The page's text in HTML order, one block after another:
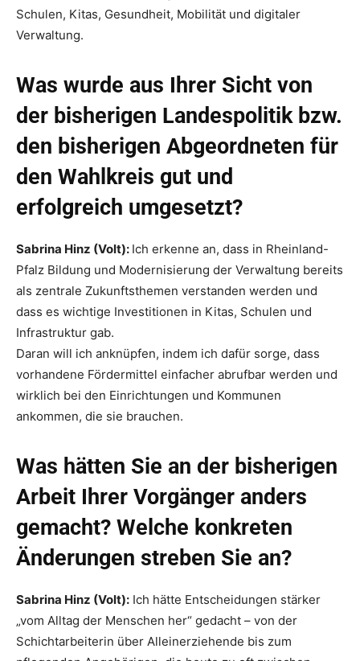
Schulen, Kitas, Gesundheit, Mobilität und digitaler
Verwaltung.
Was wurde aus Ihrer Sicht von
der bisherigen Landespolitik bzw.
den bisherigen Abgeordneten für
den Wahlkreis gut und
erfolgreich umgesetzt?
Sabrina Hinz (Volt): Ich erkenne an, dass in Rheinland-
Pfalz Bildung und Modernisierung der Verwaltung bereits
als zentrale Zukunftsthemen verstanden werden und
dass es wichtige Investitionen in Kitas, Schulen und
Infrastruktur gab.
Daran will ich anknüpfen, indem ich dafür sorge, dass
vorhandene Fördermittel einfacher abrufbar werden und
wirklich bei den Einrichtungen und Kommunen
ankommen, die sie brauchen.
Was hätten Sie an der bisherigen
Arbeit Ihrer Vorgänger anders
gemacht? Welche konkreten
Änderungen streben Sie an?
Sabrina Hinz (Volt): Ich hätte Entscheidungen stärker
„vom Alltag der Menschen her“ gedacht – von der
Schichtarbeiterin über Alleinerziehende bis zum